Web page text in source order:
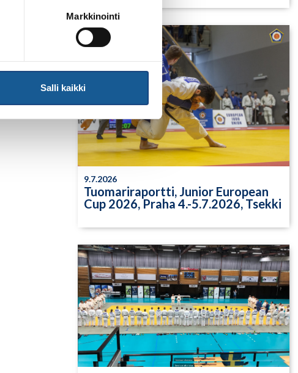
Markkinointi
Salli kaikki
9.7.2026
Tuomariraportti, Junior European
Cup 2026, Praha 4.-5.7.2026, Tsekki